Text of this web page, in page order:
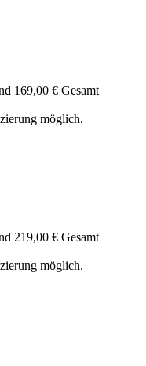
169,00 € Gesamt
möglich.
219,00 € Gesamt
möglich.